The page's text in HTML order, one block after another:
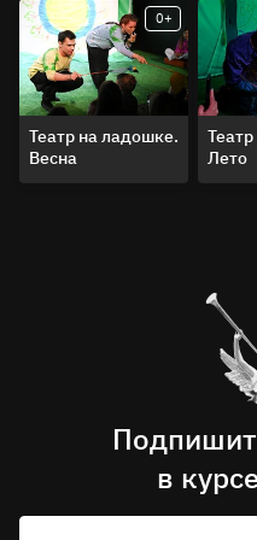
Продолжительность
без антракта
Премьера состоялась
0+
Театр на ладошке.
Весна
Лето
в